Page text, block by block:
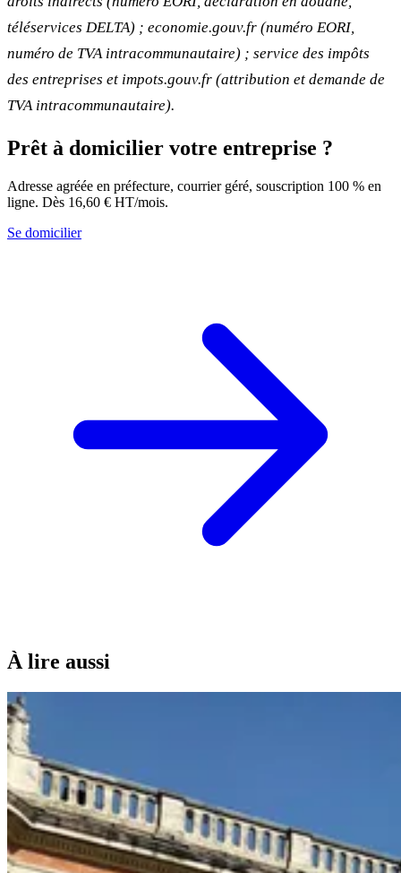
téléservices DELTA) ; economie.gouv.fr (numéro EORI,
numéro de TVA intracommunautaire) ; service des impôts
des entreprises et impots.gouv.fr (attribution et demande de
TVA intracommunautaire).
Prêt à domicilier votre entreprise ?
Adresse agréée en préfecture, courrier géré, souscription 100 % en
ligne. Dès 16,60 € HT/mois.
Se domicilier
À lire aussi